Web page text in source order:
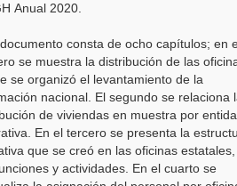
Anual 2020.
consta de ocho capítulos; en
se muestra la distribución de las
se organizó el levantamiento de la
nacional. El segundo se relaciona
de viviendas en muestra por
En el tercero se presenta la
que se creó en las oficinas estatales,
y actividades. En el cuarto se